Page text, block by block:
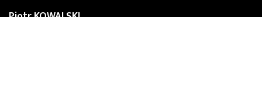
Piotr KOWALSKI